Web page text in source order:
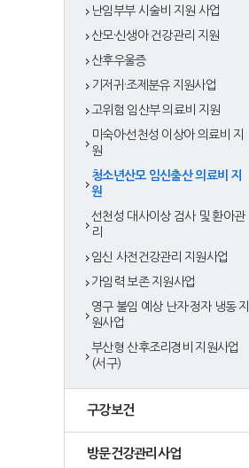
난임부부 시술비 지원 사업
산모·신생아 건강관리 지원
산후우울증
기저귀·조제분유 지원사업
고위험 임산부 의료비 지원
미숙아·선천성 이상아 의료비 지
원
청소년산모 임신출산 의료비 지
원
선천성 대사이상 검사 및 환아관
리
임신 사전건강관리 지원사업
가임력 보존 지원사업
영구 불임 예상 난자·정자 냉동 지
원사업
부산형 산후조리경비 지원사업
(서구)
구강보건
방문건강관리사업